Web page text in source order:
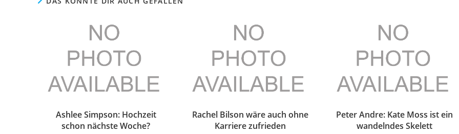
Ashlee Simpson: Hochzeit
schon nächste Woche?
Rachel Bilson wäre auch ohne
Karriere zufrieden
Peter Andre: Kate Moss ist ein
wandelndes Skelett